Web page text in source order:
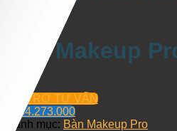
Bàn Makeup
HỖ TRỢ TƯ VẤN
0934.273.000
Danh mục: Bàn Makeup Pro